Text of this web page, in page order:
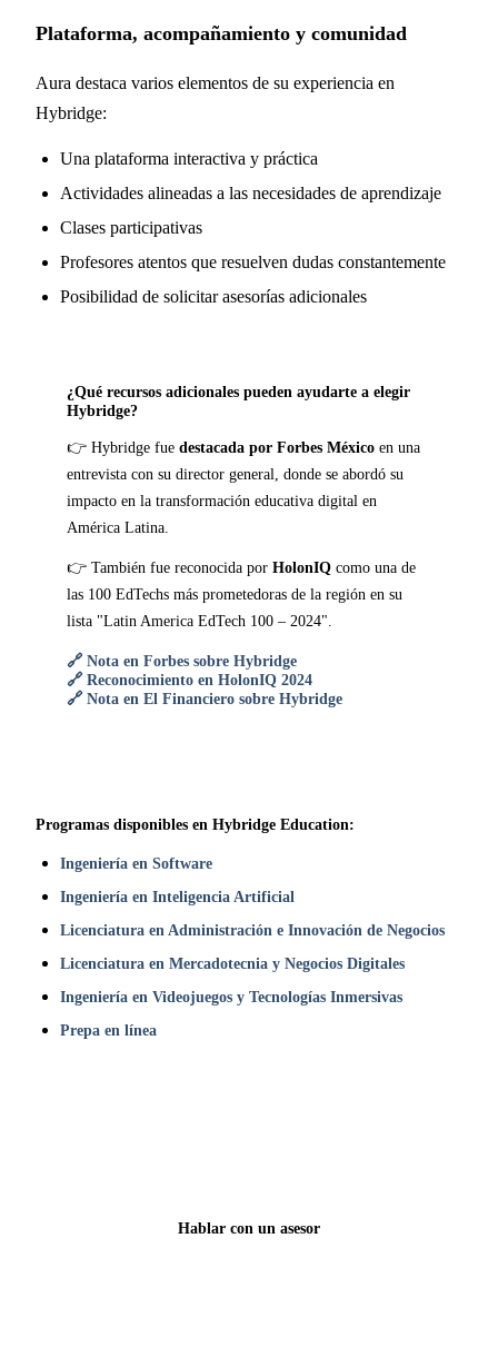
Plataforma, acompañamiento y comunidad
Aura destaca varios elementos de su experiencia en
Hybridge:
Una plataforma interactiva y práctica
Actividades alineadas a las necesidades de aprendizaje
Clases participativas
Profesores atentos que resuelven dudas constantemente
Posibilidad de solicitar asesorías adicionales
¿Qué recursos adicionales pueden ayudarte a elegir
Hybridge?
👉 Hybridge fue destacada por Forbes México en una
entrevista con su director general, donde se abordó su
impacto en la transformación educativa digital en
América Latina.
👉 También fue reconocida por HolonIQ como una de
las 100 EdTechs más prometedoras de la región en su
lista "Latin America EdTech 100 – 2024".
🔗 Nota en Forbes sobre Hybridge
🔗 Reconocimiento en HolonIQ 2024
🔗 Nota en El Financiero sobre Hybridge
Programas disponibles en Hybridge Education:
Ingeniería en Software
Ingeniería en Inteligencia Artificial
Licenciatura en Administración e Innovación de Negocios
Licenciatura en Mercadotecnia y Negocios Digitales
Ingeniería en Videojuegos y Tecnologías Inmersivas
Prepa en línea
Hablar con un asesor